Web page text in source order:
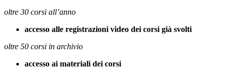
oltre 30 corsi all’anno
accesso alle registrazioni video dei corsi già svolti
oltre 50 corsi in archivio
accesso ai materiali dei corsi